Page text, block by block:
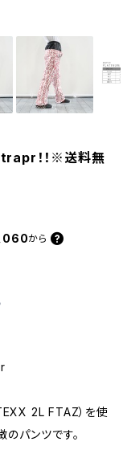
！！※送料無
から
2L FTAZ）を使
のパンツです。